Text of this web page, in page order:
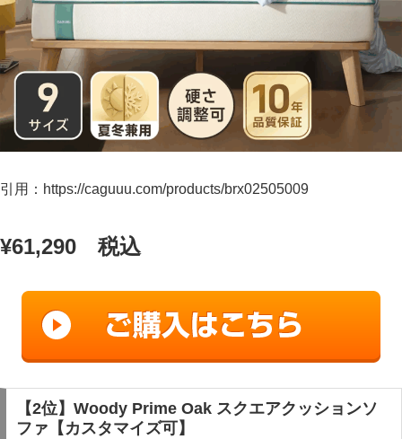
引用：https://caguuu.com/products/brx02505009
¥61,290 税込
【2位】Woody Prime Oak スクエアクッションソ
ファ【カスタマイズ可】